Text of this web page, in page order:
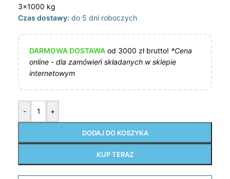
3×1000 kg
Czas dostawy: do 5 dni roboczych
DARMOWA DOSTAWA od 3000 zł brutto! *Cena
online - dla zamówień składanych w sklepie
internetowym
- +
DODAJ DO KOSZYKA
KUP TERAZ